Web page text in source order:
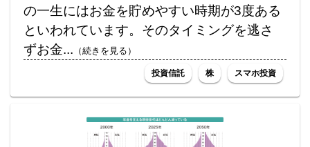
の一生にはお金を貯めやすい時期が3度ある
といわれています。そのタイミングを逃さ
ずお金... （続きを見る）
投資信託 株 スマホ投資